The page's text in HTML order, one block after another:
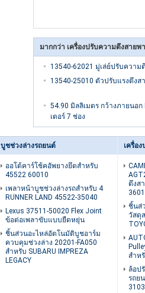
มากกว่า เครื่องปรับความตึงสาย
13540-62021 มู่เล่ย์ปรับความ
13540-25010 ตัวปรับแรงตึงส
54.90 มิลลิเมตร กว้างภายนอก
เตอร์ 7 ช่อง
บูชช่วงล่างรถยนต์
ออโต้คาร์โช้คอัพยางยึดสำหรับ
45522 60010
เพลาหน้าบูชช่วงล่างรถสำหรับ 4
RUNNER LAND 45522-35040
Lexus 37511-50020 Flex Joint
ข้อต่อเพลาขับแบบยืดหยุ่น
ชิ้นส่วนอะไหล่อัตโนมัติบูชอาร์ม
ควบคุมช่วงล่าง 20201-FA050
สำหรับ SUBARU IMPREZA
LEGACY
เครื่อ
ตึงส
ชิ้นส่
วัสดุ
สำห
ล้อป
รถย